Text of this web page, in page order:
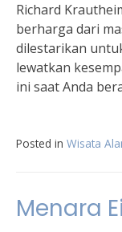
Richard
berharga dari
dilestarikan
lewatkan
ini saat Anda
Posted in Wisata
Menara